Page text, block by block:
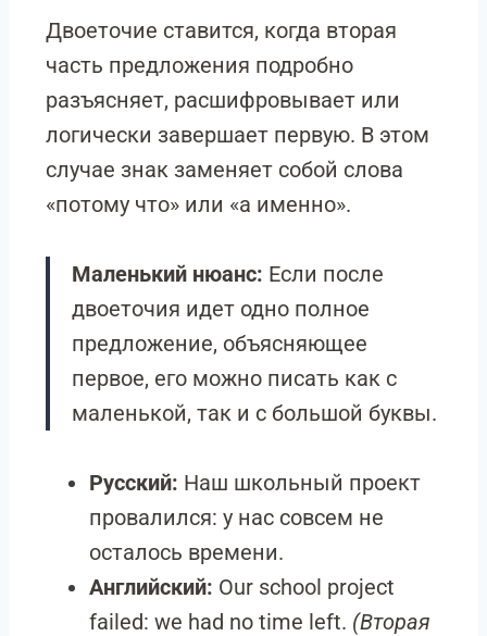
Двоеточие ставится, когда вторая
часть предложения подробно
разъясняет, расшифровывает или
логически завершает первую. В этом
случае знак заменяет собой слова
«потому что» или «а именно».
Маленький нюанс: Если после
двоеточия идет одно полное
предложение, объясняющее
первое, его можно писать как с
маленькой, так и с большой буквы.
Русский: Наш школьный проект
провалился: у нас совсем не
осталось времени.
Английский: Our school project
failed: we had no time left. (Вторая